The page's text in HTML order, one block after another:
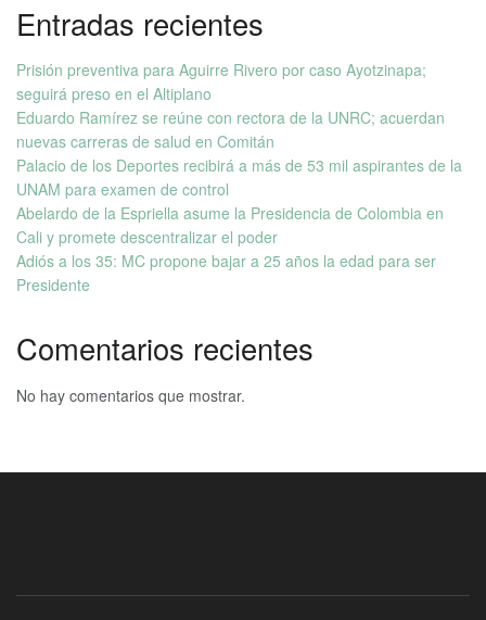
Entradas recientes
Prisión preventiva para Aguirre Rivero por caso Ayotzinapa;
seguirá preso en el Altiplano
Eduardo Ramírez se reúne con rectora de la UNRC; acuerdan
nuevas carreras de salud en Comitán
Palacio de los Deportes recibirá a más de 53 mil aspirantes de la
UNAM para examen de control
Abelardo de la Espriella asume la Presidencia de Colombia en
Cali y promete descentralizar el poder
Adiós a los 35: MC propone bajar a 25 años la edad para ser
Presidente
Comentarios recientes
No hay comentarios que mostrar.